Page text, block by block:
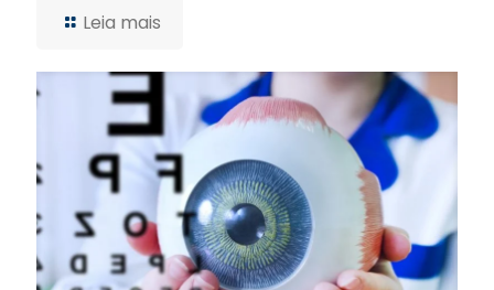
Leia mais